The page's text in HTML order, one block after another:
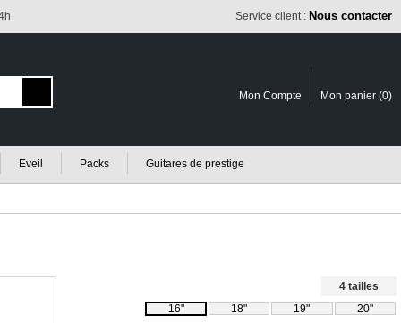
Service client : Nous contacter
Mon Compte Mon panier (0)
Eveil Packs Guitares de prestige
4 tailles
16"
18" 19" 20"